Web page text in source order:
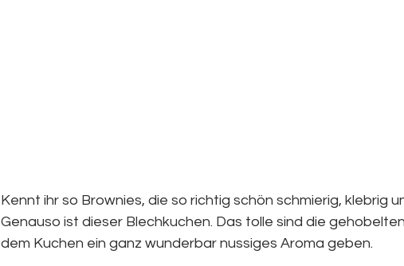
Kennt ihr so Brownies, die so richtig schön schmierig, klebrig
Genauso ist dieser Blechkuchen. Das tolle sind die
dem Kuchen ein ganz wunderbar nussiges Aroma geben.